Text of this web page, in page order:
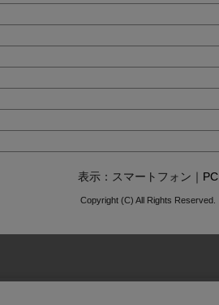
表示：スマートフォン｜ PC
Copyright (C) All Rights Reserved.